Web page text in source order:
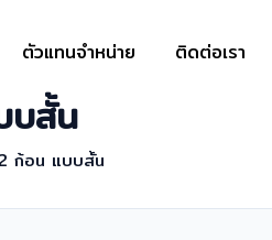
ตัวแทนจำหน่าย ติดต่อเรา
บสั้น
ก้อน แบบสั้น